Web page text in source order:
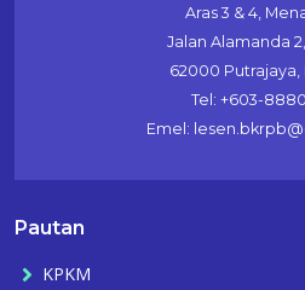
Aras 3 & 4,
Jalan Alamanda
62000 Putrajaya,
Tel: +603-
Emel:
Pautan
KPKM